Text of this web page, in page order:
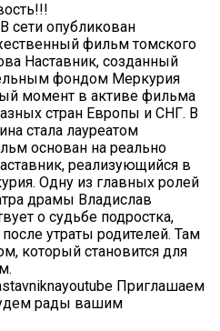
сети опубликован
фильм томского
Наставник, созданный
фондом Меркурия
момент в активе фильма
стран Европы и СНГ. В
стала лауреатом
основан на реально
реализующийся в
Одну из главных ролей
драмы Владислав
о судьбе подростка,
утраты родителей. Там
который становится для
Приглашаем
рады вашим